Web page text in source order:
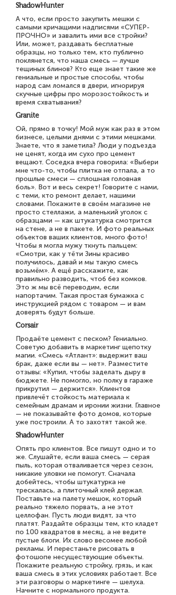
ShadowHunter
А что, если просто закупить мешки с
самыми кричащими надписями «СУПЕР-
ПРОЧНО» и завалить ими все стройки?
Или, может, раздавать бесплатные
образцы, но только тем, кто публично
поклянется, что наша смесь — лучше
тещиных блинов? Кто еще знает такие же
гениальные и простые способы, чтобы
народ сам ломался в двери, игнорируя
скучные цифры про морозостойкость и
время схватывания?
Granite
Ой, прямо в точку! Мой муж как раз в этом
бизнесе, целыми днями с этими мешками.
Знаете, что я заметила? Люди у подъезда
не ценят, когда им сухо про цемент
вещают. Соседка вчера говорила: «Выбери
мне что-то, чтобы плитка не отпала, а то
прошлые смеси — сплошная головная
боль». Вот и весь секрет! Говорите с нами,
с теми, кто ремонт делает, нашими
словами. Покажите в своём магазине не
просто стеллажи, а маленький уголок с
образцами — как штукатурка смотрится
на стене, а не в пакете. И фото реальных
объектов ваших клиентов, много фото!
Чтобы я могла мужу ткнуть пальцем:
«Смотри, как у тёти Зины красиво
получилось, давай и мы такую смесь
возьмём». А ещё расскажите, как
правильно разводить, чтоб без комков.
Это ж мы всё переводим, если
напортачим. Такая простая бумажка с
инструкцией рядом с товаром — и вам
доверять будут больше.
Corsair
Продаёте цемент с песком? Гениально.
Советую добавить в маркетинг щепотку
магии. «Смесь «Атлант»: выдержит ваш
брак, даже если вы — нет». Разместите
отзывы: «Купил, чтобы заделать дыру в
бюджете. Не помогло, но полку в гараже
прикрутил — держится». Клиентов
привлечёт стойкость материала к
семейным драмам и иронии жизни. Главное
— не показывайте фото домов, которые
уже построили. А то захотят такой же.
ShadowHunter
Опять про клиентов. Все пишут одно и то
же. Слушайте, если ваша смесь — серая
пыль, которая отваливается через сезон,
никакие уловки не помогут. Сначала
добейтесь, чтобы штукатурка не
трескалась, а плиточный клей держал.
Поставьте на палету мешок, который
реально тяжело порвать, а не этот
целлофан. Пусть люди видят, за что
платят. Раздайте образцы тем, кто кладет
по 100 квадратов в месяц, а не ведите
пустые блоги. Их слово весомее любой
рекламы. И перестаньте рисовать в
фотошопе несуществующие объекты.
Покажите реальную стройку, грязь, и как
ваша смесь в этих условиях работает. Все
эти разговоры о маркетинге — шелуха.
Начните с нормального продукта.